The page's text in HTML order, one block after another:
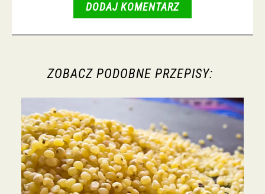
DODAJ KOMENTARZ
ZOBACZ PODOBNE PRZEPISY: